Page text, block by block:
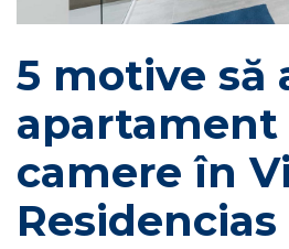
5 motive să
apartament
camere în
Residencias